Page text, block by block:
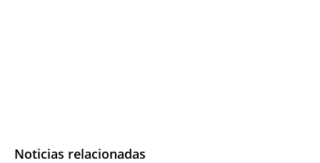
Noticias relacionadas